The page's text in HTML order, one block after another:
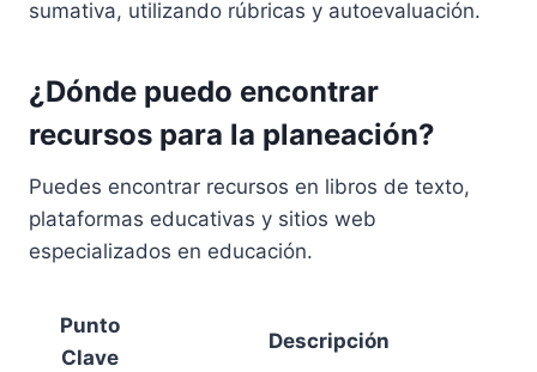
sumativa, utilizando rúbricas y autoevaluación.
¿Dónde puedo encontrar
recursos para la planeación?
Puedes encontrar recursos en libros de texto,
plataformas educativas y sitios web
especializados en educación.
Punto
Clave
Descripción